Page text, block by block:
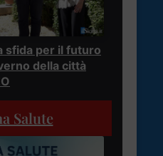
sfida per il futuro
della città
Salute